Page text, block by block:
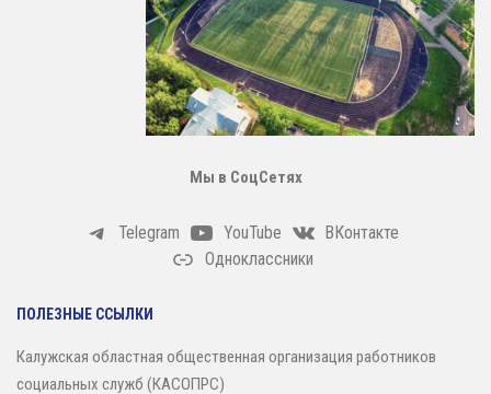
Контакты отдела
Календарь Испытаний
Общая Информация
Плавательный Бассейн
Теннисный Зал
Мы в СоцСетях
Telegram YouTube
ВКонтакте
Одноклассники
ПОЛЕЗНЫЕ ССЫЛКИ
Калужская областная общественная организация работников
социальных служб (КАСОПРС)